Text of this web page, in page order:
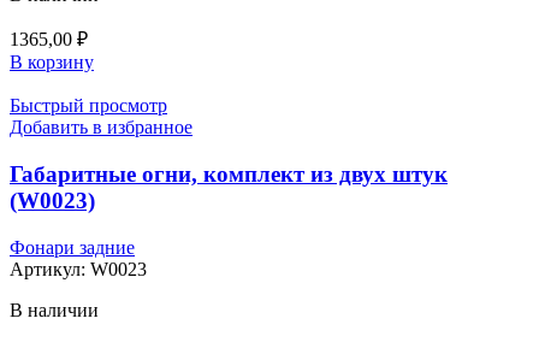
1365,00 ₽
В корзину
Быстрый просмотр
Добавить в избранное
Габаритные огни, комплект из двух штук
(W0023)
Фонари задние
Артикул: W0023
В наличии